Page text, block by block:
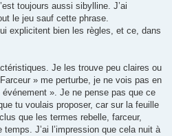
toujours aussi sibylline. J’ai
le jeu sauf cette phrase.
explicitent bien les règles, et ce, dans
Je les trouve peu claires ou
» me perturbe, je ne vois pas en
». Je ne pense pas que ce
tu voulais proposer, car sur la feuille
que les termes rebelle, farceur,
J’ai l’impression que cela nuit à